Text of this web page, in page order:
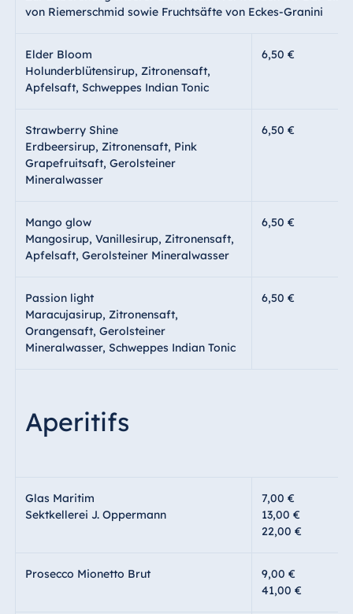
von Riemerschmid sowie Fruchtsäfte von Eckes-Granini
Elder Bloom
Holunderblütensirup, Zitronensaft,
Apfelsaft, Schweppes Indian Tonic
6,50 €
Strawberry Shine
Erdbeersirup, Zitronensaft, Pink
Grapefruitsaft, Gerolsteiner
Mineralwasser
6,50 €
Mango glow
Mangosirup, Vanillesirup, Zitronensaft,
Apfelsaft, Gerolsteiner Mineralwasser
6,50 €
Passion light
Maracujasirup, Zitronensaft,
Orangensaft, Gerolsteiner
Mineralwasser, Schweppes Indian Tonic
6,50 €
Aperitifs
Glas Maritim
Sektkellerei J. Oppermann
7,00 €
13,00 €
22,00 €
Prosecco Mionetto Brut
9,00 €
41,00 €